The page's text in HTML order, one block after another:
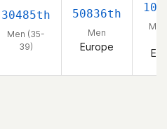
30485th
Men (35-
39)
50836th
Men
Europe